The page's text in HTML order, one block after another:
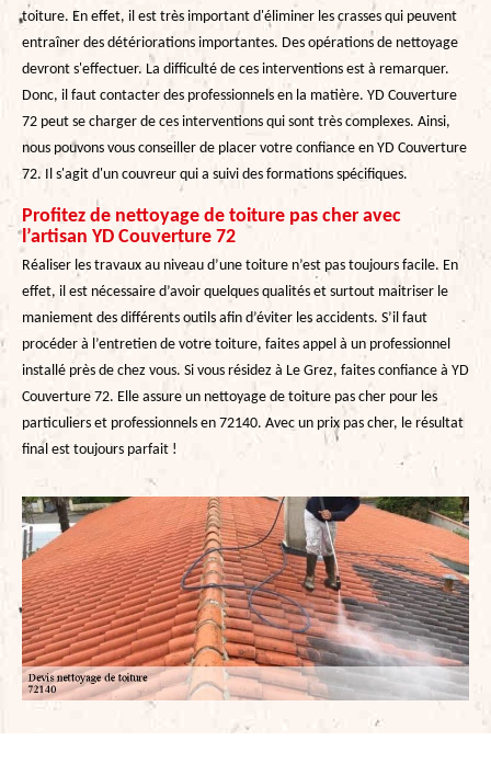
toiture. En effet, il est très important d'éliminer les crasses qui peuvent
entraîner des détériorations importantes. Des opérations de nettoyage
devront s'effectuer. La difficulté de ces interventions est à remarquer.
Donc, il faut contacter des professionnels en la matière. YD Couverture
72 peut se charger de ces interventions qui sont très complexes. Ainsi,
nous pouvons vous conseiller de placer votre confiance en YD Couverture
72. Il s'agit d'un couvreur qui a suivi des formations spécifiques.
Profitez de nettoyage de toiture pas cher avec
l’artisan YD Couverture 72
Réaliser les travaux au niveau d’une toiture n’est pas toujours facile. En
effet, il est nécessaire d’avoir quelques qualités et surtout maitriser le
maniement des différents outils afin d’éviter les accidents. S’il faut
procéder à l’entretien de votre toiture, faites appel à un professionnel
installé près de chez vous. Si vous résidez à Le Grez, faites confiance à YD
Couverture 72. Elle assure un nettoyage de toiture pas cher pour les
particuliers et professionnels en 72140. Avec un prix pas cher, le résultat
final est toujours parfait !